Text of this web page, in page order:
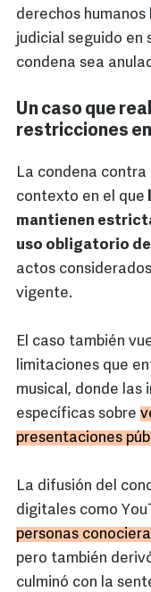
derechos
judicial seguido en
condena sea
Un caso que
restricciones
La condena
contexto en el que
mantienen
uso obligatorio
actos
vigente.
El caso también
limitaciones que
musical, donde las
específicas sobre
presentaciones
La difusión del
digitales como
personas
pero también
culminó con la